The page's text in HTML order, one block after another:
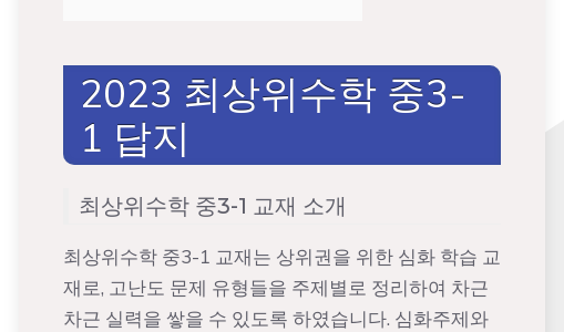
2023 최상위수학 중3-
1 답지
최상위수학 중3-1 교재 소개
최상위수학 중3-1 교재는 상위권을 위한 심화 학습 교
재로, 고난도 문제 유형들을 주제별로 정리하여 차근
차근 실력을 쌓을 수 있도록 하였습니다. 심화주제와